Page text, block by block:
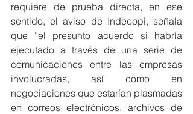
requiere de prueba directa, en ese
sentido, el aviso de Indecopi, señala
que “el presunto acuerdo si habría
ejecutado a través de una serie de
comunicaciones entre las empresas
involucradas, así como en
negociaciones que estarían plasmadas
en correos electrónicos, archivos de